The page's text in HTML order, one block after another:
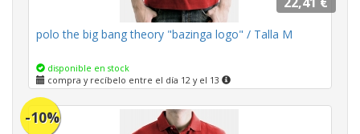
polo the big bang theory "bazinga logo" / Talla M
disponible en stock
compra y recíbelo entre el día 12 y el 13
-10%